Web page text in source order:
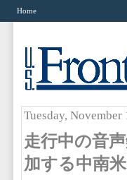
Home
Tuesday,
走行中の音
加する中南